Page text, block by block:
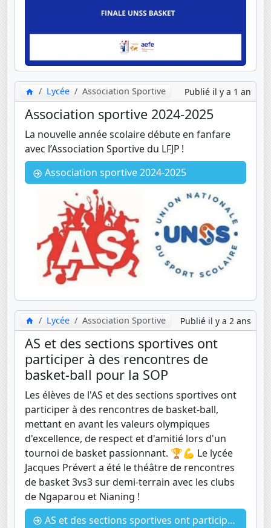
Lycée Association Sportive Publié il y a 1 an
Association sportive 2024-2025
La nouvelle année scolaire débute en fanfare
avec l’Association Sportive du LFJP !
Association sportive 2024-2025
Lycée Association Sportive Publié il y a 2 ans
AS et des sections sportives ont
participer à des rencontres de
basket-ball pour la SOP
Les élèves de l'AS et des sections sportives ont
participer à des rencontres de basket-ball,
mettant en avant les valeurs olympiques
d'excellence, de respect et d'amitié lors d'un
tournoi de basket passionnant. 🏆💪 Le lycée
Jacques Prévert a été le théâtre de rencontres
de basket 3vs3 sur demi-terrain avec les clubs
de Ngaparou et Nianing !
AS et des sections sportives ont participer à des rencontres de basket-ball pour la SOP